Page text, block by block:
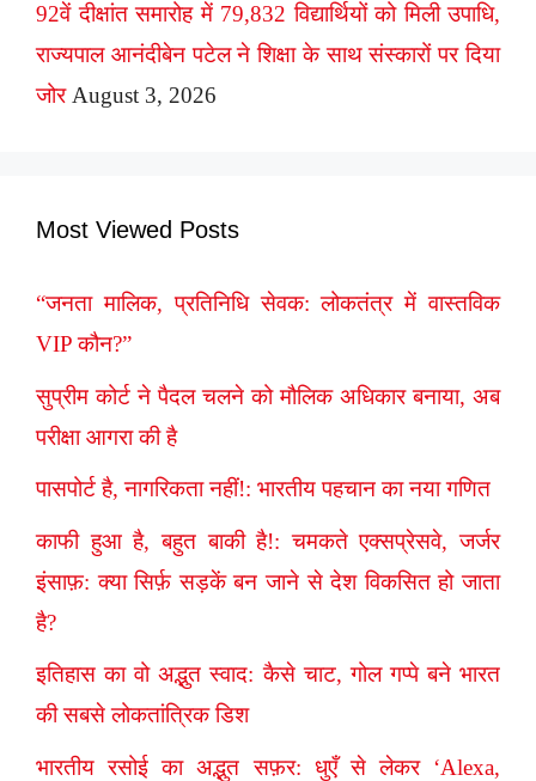
92वें दीक्षांत समारोह में 79,832 विद्यार्थियों को मिली उपाधि,
राज्यपाल आनंदीबेन पटेल ने शिक्षा के साथ संस्कारों पर दिया
जोर August 3, 2026
Most Viewed Posts
“जनता मालिक, प्रतिनिधि सेवक: लोकतंत्र में वास्तविक
VIP कौन?”
सुप्रीम कोर्ट ने पैदल चलने को मौलिक अधिकार बनाया, अब
परीक्षा आगरा की है
पासपोर्ट है, नागरिकता नहीं!: भारतीय पहचान का नया गणित
काफी हुआ है, बहुत बाकी है!: चमकते एक्सप्रेसवे, जर्जर
इंसाफ़: क्या सिर्फ़ सड़कें बन जाने से देश विकसित हो जाता
है?
इतिहास का वो अद्भुत स्वाद: कैसे चाट, गोल गप्पे बने भारत
की सबसे लोकतांत्रिक डिश
भारतीय रसोई का अद्भुत सफ़र: धुएँ से लेकर ‘Alexa,